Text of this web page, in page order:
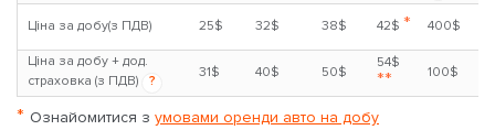
Ціна за добу(з ПДВ) 25$ 32$ 38$ 42$ * 400$
Ціна за добу + дод.
страховка (з ПДВ)
?
31$ 40$ 50$
54$
** 100$
* Ознайомитися з умовами оренди авто на добу